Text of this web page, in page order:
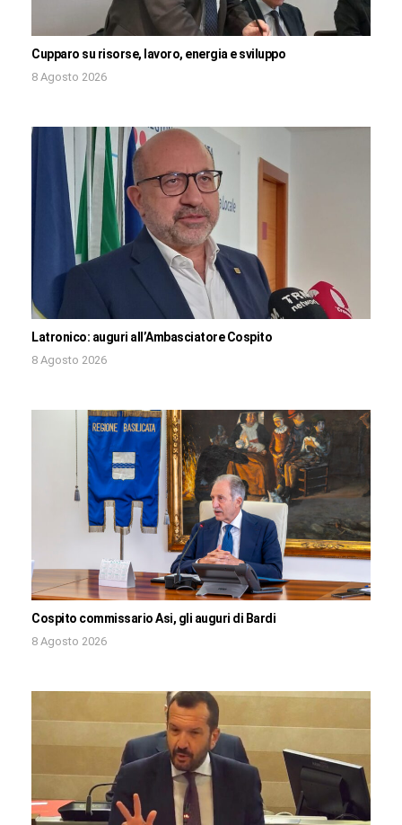
Cupparo su risorse, lavoro, energia e sviluppo
8 Agosto 2026
Latronico: auguri all’Ambasciatore Cospito
8 Agosto 2026
Cospito commissario Asi, gli auguri di Bardi
8 Agosto 2026